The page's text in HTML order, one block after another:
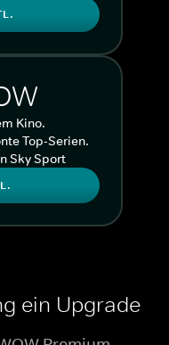
Kino.
Top-Serien.
Sky Sport
ein Upgrade